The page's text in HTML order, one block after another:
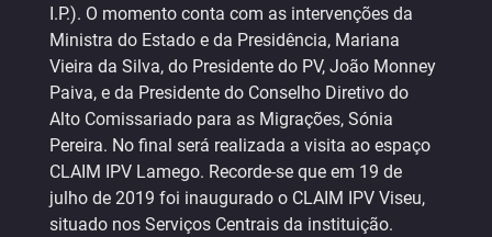
I.P.). O momento conta com as intervenções da
Ministra do Estado e da Presidência, Mariana
Vieira da Silva, do Presidente do PV, João Monney
Paiva, e da Presidente do Conselho Diretivo do
Alto Comissariado para as Migrações, Sónia
Pereira. No final será realizada a visita ao espaço
CLAIM IPV Lamego. Recorde-se que em 19 de
julho de 2019 foi inaugurado o CLAIM IPV Viseu,
situado nos Serviços Centrais da instituição.